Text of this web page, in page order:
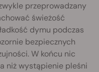
przeprowadzany
świeżość
dymu podczas
bezpiecznych
W końcu nic
niż wystąpienie pleśni